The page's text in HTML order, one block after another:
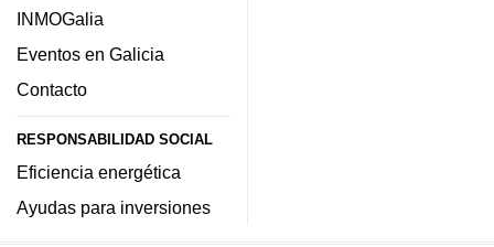
INMOGalia
Eventos en Galicia
Contacto
RESPONSABILIDAD SOCIAL
Eficiencia energética
Ayudas para inversiones